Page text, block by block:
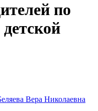
по
Вера Николаевна